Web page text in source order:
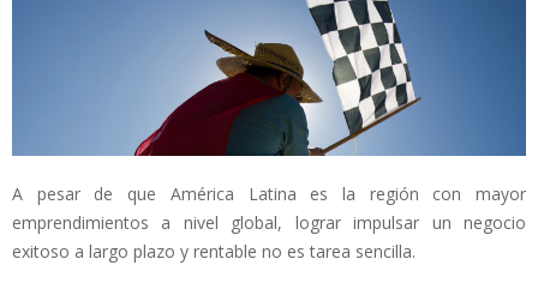
A pesar de que América Latina es la región con mayor
emprendimientos a nivel global, lograr impulsar un negocio
exitoso a largo plazo y rentable no es tarea sencilla.